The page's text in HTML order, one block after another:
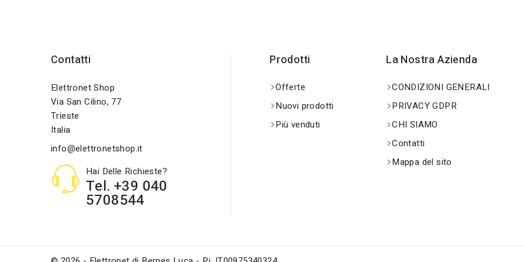
Contatti
Elettronet Shop
Via San Cilino, 77
Trieste
Italia
info@elettronetshop.it
Hai Delle Richieste?
Tel. +39 040
5708544
Prodotti
Offerte
Nuovi prodotti
Più venduti
La Nostra Azienda
CONDIZIONI GENERALI
PRIVACY GDPR
CHI SIAMO
Contatti
Mappa del sito